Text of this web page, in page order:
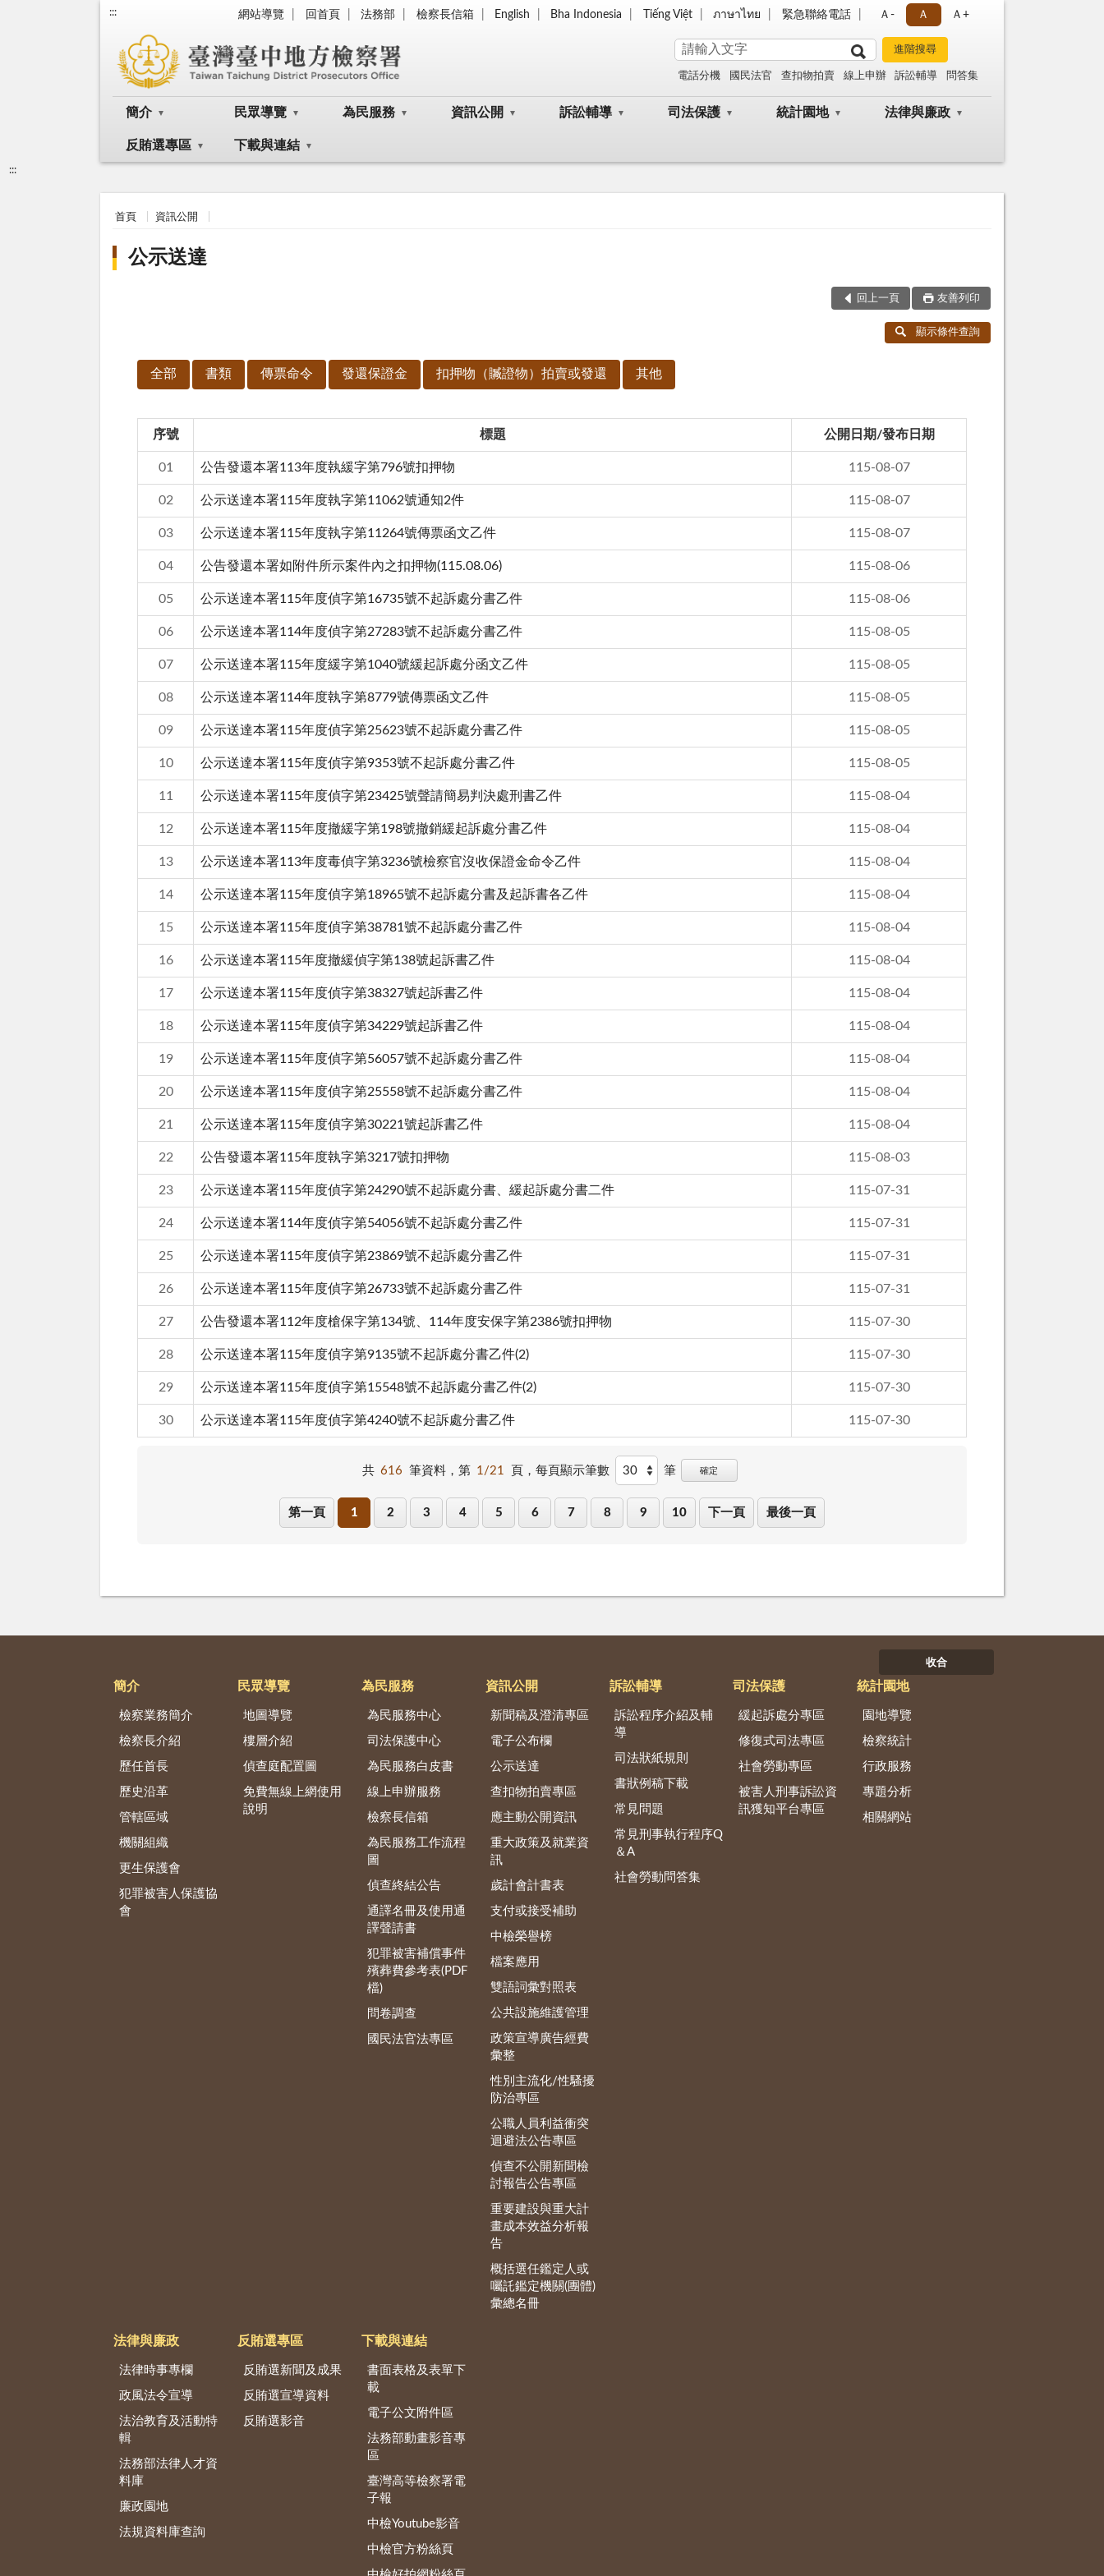
::: 網站導覽 回首頁 法務部 檢察長信箱 English Bha Indonesia Tiếng Việt ภาษาไทย 緊急聯絡電話 Ａ- Ａ Ａ+
電話分機 國民法官 查扣物拍賣 線上申辦 訴訟輔導 問答集
簡介 民眾導覽 為民服務 資訊公開 訴訟輔導 司法保護 統計園地 法律與廉政
反賄選專區 下載與連結
:::
首頁 資訊公開
公示送達
回上一頁 友善列印
顯示條件查詢
全部 書類 傳票命令 發還保證金 扣押物（贓證物）拍賣或發還 其他
序號 標題 公開日期/發布日期
01 公告發還本署113年度執緩字第796號扣押物 115-08-07
02 公示送達本署115年度執字第11062號通知2件 115-08-07
03 公示送達本署115年度執字第11264號傳票函文乙件 115-08-07
04 公告發還本署如附件所示案件內之扣押物(115.08.06) 115-08-06
05 公示送達本署115年度偵字第16735號不起訴處分書乙件 115-08-06
06 公示送達本署114年度偵字第27283號不起訴處分書乙件 115-08-05
07 公示送達本署115年度緩字第1040號緩起訴處分函文乙件 115-08-05
08 公示送達本署114年度執字第8779號傳票函文乙件 115-08-05
09 公示送達本署115年度偵字第25623號不起訴處分書乙件 115-08-05
10 公示送達本署115年度偵字第9353號不起訴處分書乙件 115-08-05
11 公示送達本署115年度偵字第23425號聲請簡易判決處刑書乙件 115-08-04
12 公示送達本署115年度撤緩字第198號撤銷緩起訴處分書乙件 115-08-04
13 公示送達本署113年度毒偵字第3236號檢察官沒收保證金命令乙件 115-08-04
14 公示送達本署115年度偵字第18965號不起訴處分書及起訴書各乙件 115-08-04
15 公示送達本署115年度偵字第38781號不起訴處分書乙件 115-08-04
16 公示送達本署115年度撤緩偵字第138號起訴書乙件 115-08-04
17 公示送達本署115年度偵字第38327號起訴書乙件 115-08-04
18 公示送達本署115年度偵字第34229號起訴書乙件 115-08-04
19 公示送達本署115年度偵字第56057號不起訴處分書乙件 115-08-04
20 公示送達本署115年度偵字第25558號不起訴處分書乙件 115-08-04
21 公示送達本署115年度偵字第30221號起訴書乙件 115-08-04
22 公告發還本署115年度執字第3217號扣押物 115-08-03
23 公示送達本署115年度偵字第24290號不起訴處分書、緩起訴處分書二件 115-07-31
24 公示送達本署114年度偵字第54056號不起訴處分書乙件 115-07-31
25 公示送達本署115年度偵字第23869號不起訴處分書乙件 115-07-31
26 公示送達本署115年度偵字第26733號不起訴處分書乙件 115-07-31
27 公告發還本署112年度槍保字第134號、114年度安保字第2386號扣押物 115-07-30
28 公示送達本署115年度偵字第9135號不起訴處分書乙件(2) 115-07-30
29 公示送達本署115年度偵字第15548號不起訴處分書乙件(2) 115-07-30
30 公示送達本署115年度偵字第4240號不起訴處分書乙件 115-07-30
共 616 筆資料，第 1/21 頁， 每頁顯示筆數 筆 確定
第一頁 1 2 3 4 5 6 7 8 9 10 下一頁 最後一頁
收合
簡介
檢察業務簡介
檢察長介紹
歷任首長
歷史沿革
管轄區域
機關組織
更生保護會
犯罪被害人保護協
會
民眾導覽
地圖導覽
樓層介紹
偵查庭配置圖
免費無線上網使用
說明
為民服務
為民服務中心
司法保護中心
為民服務白皮書
線上申辦服務
檢察長信箱
為民服務工作流程
圖
偵查終結公告
通譯名冊及使用通
譯聲請書
犯罪被害補償事件
殯葬費參考表(PDF
檔)
問卷調查
國民法官法專區
資訊公開
新聞稿及澄清專區
電子公布欄
公示送達
查扣物拍賣專區
應主動公開資訊
重大政策及就業資
訊
歲計會計書表
支付或接受補助
中檢榮譽榜
檔案應用
雙語詞彙對照表
公共設施維護管理
政策宣導廣告經費
彙整
性別主流化/性騷擾
防治專區
公職人員利益衝突
迴避法公告專區
偵查不公開新聞檢
討報告公告專區
重要建設與重大計
畫成本效益分析報
告
概括選任鑑定人或
囑託鑑定機關(團體)
彙總名冊
訴訟輔導
訴訟程序介紹及輔
導
司法狀紙規則
書狀例稿下載
常見問題
常見刑事執行程序Q
＆A
社會勞動問答集
司法保護
緩起訴處分專區
修復式司法專區
社會勞動專區
被害人刑事訴訟資
訊獲知平台專區
統計園地
園地導覽
檢察統計
行政服務
專題分析
相關網站
法律與廉政
法律時事專欄
政風法令宣導
法治教育及活動特
輯
法務部法律人才資
料庫
廉政園地
法規資料庫查詢
反賄選專區
反賄選新聞及成果
反賄選宣導資料
反賄選影音
下載與連結
書面表格及表單下
載
電子公文附件區
法務部動畫影音專
區
臺灣高等檢察署電
子報
中檢Youtube影音
中檢官方粉絲頁